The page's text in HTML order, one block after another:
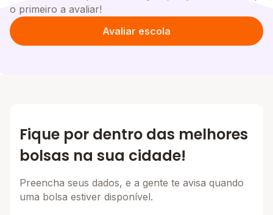
o primeiro a avaliar!
Avaliar escola
Fique por dentro das melhores
bolsas na sua cidade!
Preencha seus dados, e a gente te avisa quando
uma bolsa estiver disponível.